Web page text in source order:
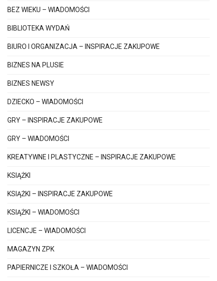
BEZ WIEKU – WIADOMOŚCI
BIBLIOTEKA WYDAŃ
BIURO I ORGANIZACJA – INSPIRACJE ZAKUPOWE
BIZNES NA PLUSIE
BIZNES NEWSY
DZIECKO – WIADOMOŚCI
GRY – INSPIRACJE ZAKUPOWE
GRY – WIADOMOŚCI
KREATYWNE I PLASTYCZNE – INSPIRACJE ZAKUPOWE
KSIĄŻKI
KSIĄŻKI – INSPIRACJE ZAKUPOWE
KSIĄŻKI – WIADOMOŚCI
LICENCJE – WIADOMOŚCI
MAGAZYN ZPK
PAPIERNICZE I SZKOŁA – WIADOMOŚCI